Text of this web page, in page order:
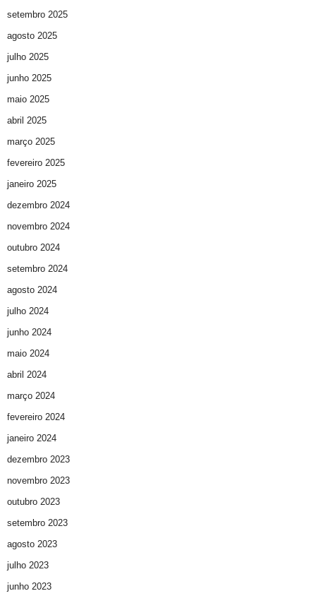
setembro 2025
agosto 2025
julho 2025
junho 2025
maio 2025
abril 2025
março 2025
fevereiro 2025
janeiro 2025
dezembro 2024
novembro 2024
outubro 2024
setembro 2024
agosto 2024
julho 2024
junho 2024
maio 2024
abril 2024
março 2024
fevereiro 2024
janeiro 2024
dezembro 2023
novembro 2023
outubro 2023
setembro 2023
agosto 2023
julho 2023
junho 2023